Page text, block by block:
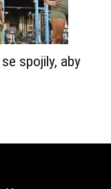
spojily, aby